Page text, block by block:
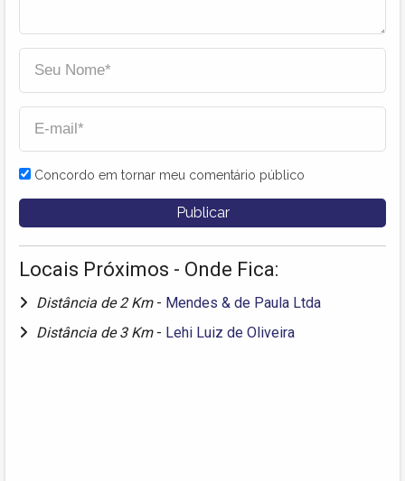
Concordo em tornar meu comentário público
Locais Próximos - Onde Fica:
Distância de 2 Km - Mendes & de Paula Ltda
Distância de 3 Km - Lehi Luiz de Oliveira